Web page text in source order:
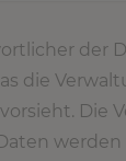
der
die
Die